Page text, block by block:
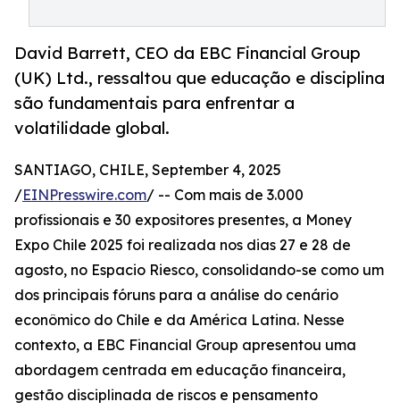
David Barrett, CEO da EBC Financial Group
(UK) Ltd., ressaltou que educação e disciplina
são fundamentais para enfrentar a
volatilidade global.
SANTIAGO, CHILE, September 4, 2025
/EINPresswire.com/ -- Com mais de 3.000
profissionais e 30 expositores presentes, a Money
Expo Chile 2025 foi realizada nos dias 27 e 28 de
agosto, no Espacio Riesco, consolidando-se como um
dos principais fóruns para a análise do cenário
econômico do Chile e da América Latina. Nesse
contexto, a EBC Financial Group apresentou uma
abordagem centrada em educação financeira,
gestão disciplinada de riscos e pensamento